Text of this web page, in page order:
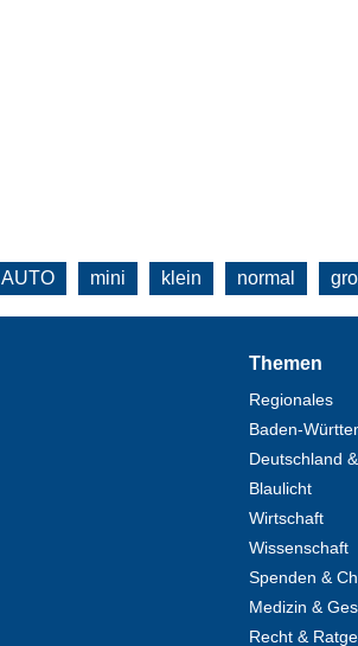
AUTO mini klein normal
Themen
Regionales
Baden-
Deutschland
Blaulicht
Wirtschaft
Wissenschaft
Spenden &
Medizin &
Recht &